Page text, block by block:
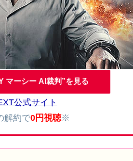
マーシー AI裁判”を見る
公式サイト
解約で0円視聴※